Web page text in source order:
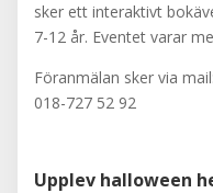
sker ett interaktivt
7-12 år. Eventet varar
Föranmälan sker via mail:
018-727 52 92
Upplev halloween